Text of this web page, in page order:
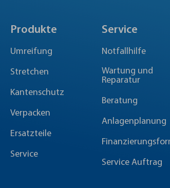
Produkte
Umreifung
Stretchen
Kantenschutz
Verpacken
Ersatzteile
Service
Service
Notfallhilfe
Wartung und
Reparatur
Beratung
Anlagenplanung
Service Auftrag